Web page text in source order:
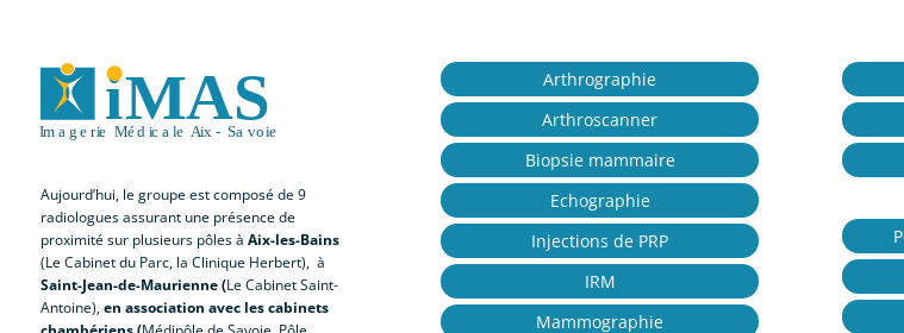
Aujourd’hui, le groupe est composé de 9
radiologues assurant une présence de
proximité sur plusieurs pôles à Aix-les-Bains
(Le Cabinet du Parc, la Clinique Herbert), à
Saint-Jean-de-Maurienne (Le Cabinet Saint-
Antoine),en association avec les cabinets
Arthrographie
Arthroscanner
Biopsie mammaire
Echographie
Injections de PRP
IRM
Mammographie